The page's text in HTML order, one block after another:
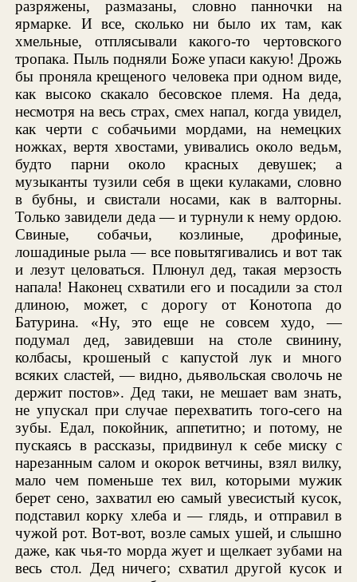
разряжены, размазаны, словно панночки на
ярмарке. И все, сколько ни было их там, как
хмельные, отплясывали какого-то чертовского
тропака. Пыль подняли Боже упаси какую! Дрожь
бы проняла крещеного человека при одном виде,
как высоко скакало бесовское племя. На деда,
несмотря на весь страх, смех напал, когда увидел,
как черти с собачьими мордами, на немецких
ножках, вертя хвостами, увивались около ведьм,
будто парни около красных девушек; а
музыканты тузили себя в щеки кулаками, словно
в бубны, и свистали носами, как в валторны.
Только завидели деда — и турнули к нему ордою.
Свиные, собачьи, козлиные, дрофиные,
лошадиные рыла — все повытягивались и вот так
и лезут целоваться. Плюнул дед, такая мерзость
напала! Наконец схватили его и посадили за стол
длиною, может, с дорогу от Конотопа до
Батурина. «Ну, это еще не совсем худо, —
подумал дед, завидевши на столе свинину,
колбасы, крошеный с капустой лук и много
всяких сластей, — видно, дьявольская сволочь не
держит постов». Дед таки, не мешает вам знать,
не упускал при случае перехватить того-сего на
зубы. Едал, покойник, аппетитно; и потому, не
пускаясь в рассказы, придвинул к себе миску с
нарезанным салом и окорок ветчины, взял вилку,
мало чем поменьше тех вил, которыми мужик
берет сено, захватил ею самый увесистый кусок,
подставил корку хлеба и — глядь, и отправил в
чужой рот. Вот-вот, возле самых ушей, и слышно
даже, как чья-то морда жует и щелкает зубами на
весь стол. Дед ничего; схватил другой кусок и